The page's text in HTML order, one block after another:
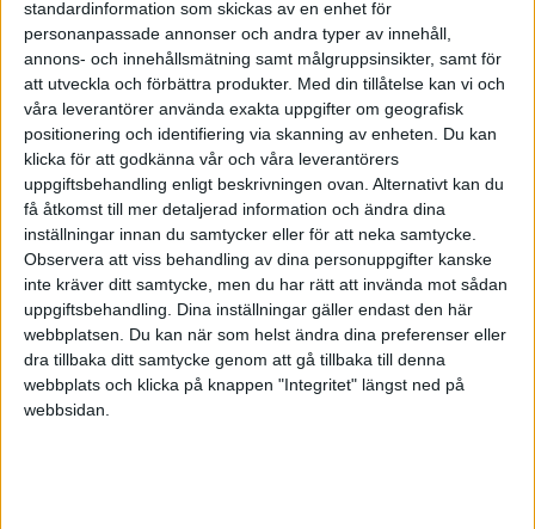
standardinformation som skickas av en enhet för
personanpassade annonser och andra typer av innehåll,
annons- och innehållsmätning samt målgruppsinsikter, samt för
att utveckla och förbättra produkter. Med din tillåtelse kan vi och
våra leverantörer använda exakta uppgifter om geografisk
positionering och identifiering via skanning av enheten. Du kan
klicka för att godkänna vår och våra leverantörers
uppgiftsbehandling enligt beskrivningen ovan. Alternativt kan du
få åtkomst till mer detaljerad information och ändra dina
inställningar innan du samtycker eller för att neka samtycke.
Observera att viss behandling av dina personuppgifter kanske
inte kräver ditt samtycke, men du har rätt att invända mot sådan
uppgiftsbehandling. Dina inställningar gäller endast den här
webbplatsen. Du kan när som helst ändra dina preferenser eller
dra tillbaka ditt samtycke genom att gå tillbaka till denna
webbplats och klicka på knappen "Integritet" längst ned på
webbsidan.
FORMAT
Alla
Artiklar (1)
Bloggar
Citat
Podcasts
Videos
Utbildningar / Events
Samling
ÄMNE
Arbetsmiljö (0)